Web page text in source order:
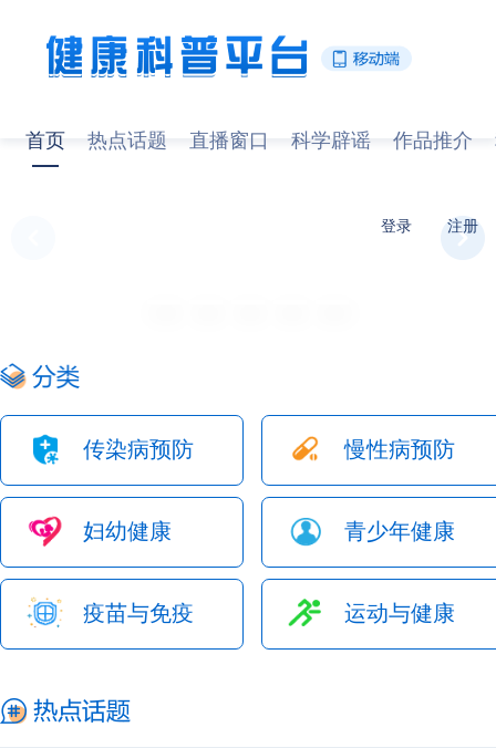
首页 热点话题 直播窗口 科学辟谣 作品推介
登录 注册
传染病预防 慢性病预防
妇幼健康 青少年健康
疫苗与免疫 运动与健康